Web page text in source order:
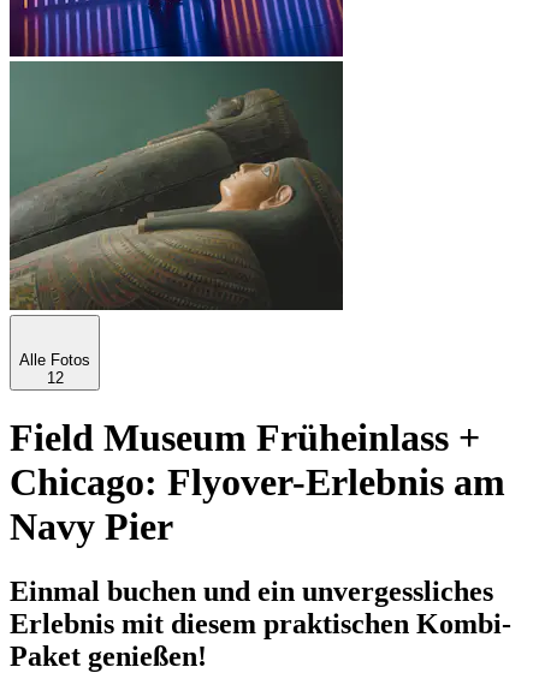
Alle Fotos
12
Field Museum Früheinlass +
Chicago: Flyover-Erlebnis am
Navy Pier
Einmal buchen und ein unvergessliches
Erlebnis mit diesem praktischen Kombi-
Paket genießen!